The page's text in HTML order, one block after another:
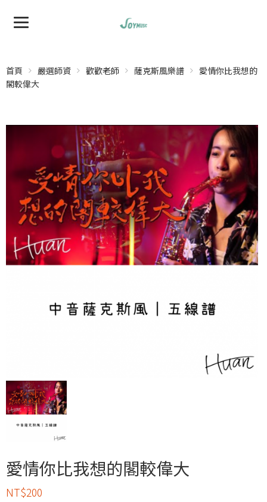
首頁 嚴選師資 歡歡老師 薩克斯風樂譜
愛情你比我想的
閣較偉大
愛情你比我想的閣較偉大
NT$200